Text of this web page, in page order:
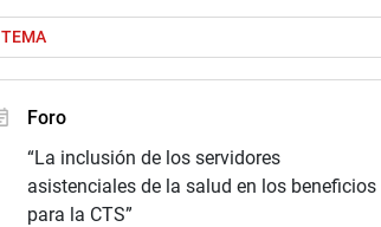
TEMA
Foro
“La inclusión de los servidores
asistenciales de la salud en los beneficios
para la CTS”